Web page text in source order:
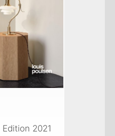
2021